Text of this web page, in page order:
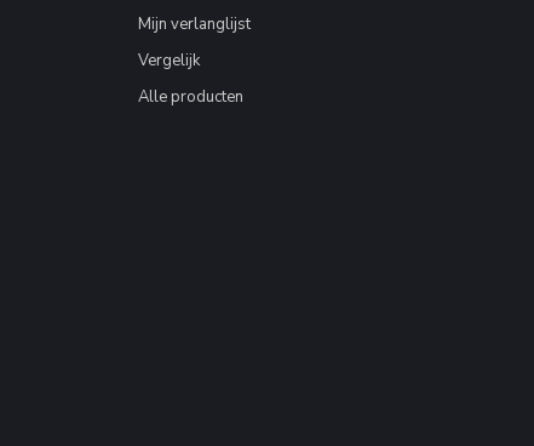
Mijn verlanglijst
Vergelijk
Alle producten